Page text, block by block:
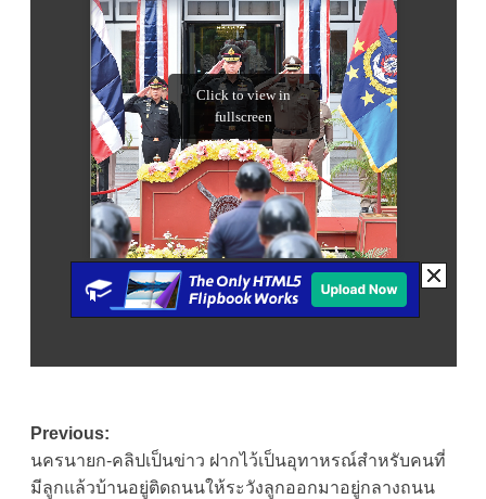
Post
navigation
Previous:
นครนายก-คลิปเป็นข่าว ฝากไว้เป็นอุทาหรณ์สำหรับคนที่
มีลูกแล้วบ้านอยู่ติดถนนให้ระวังลูกออกมาอยู่กลางถนน